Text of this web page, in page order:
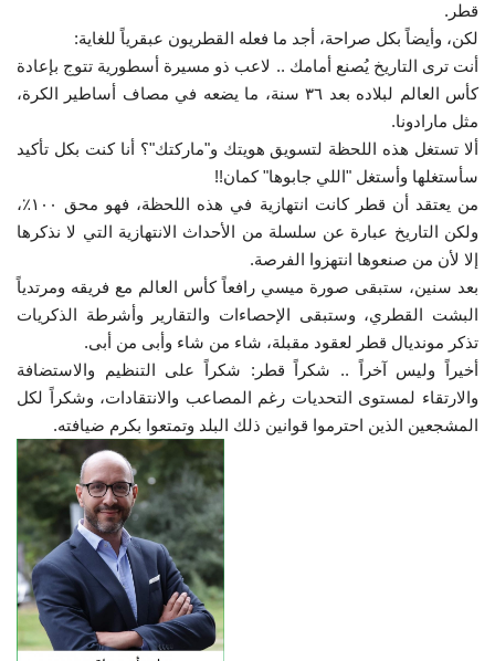
فرص
وثائق
الفيديوهات
الرعاة
الشركاء
Gallery
لغة
English
Swahili
español
French
Arabic
قطر.
لكن، وأيضاً بكل صراحة، أجد ما فعله القطريون عبقرياً للغاية:
أنت ترى التاريخ يُصنع أمامك .. لاعب ذو مسيرة أسطورية تتوج بإعادة
كأس العالم لبلاده بعد ٣٦ سنة، ما يضعه في مصاف أساطير الكرة،
مثل مارادونا.
ألا تستغل هذه اللحظة لتسويق هويتك و"ماركتك"؟ أنا كنت بكل تأكيد
سأستغلها وأستغل "اللي جابوها" كمان!!
من يعتقد أن قطر كانت انتهازية في هذه اللحظة، فهو محق ١٠٠
٪،
ولكن التاريخ عبارة عن سلسلة من الأحداث الانتهازية التي لا نذكرها
إلا لأن من صنعوها انتهزوا الفرصة.
بعد سنين، ستبقى صورة ميسي رافعاً كأس العالم مع فريقه ومرتدياً
البشت القطري، وستبقى الإحصاءات والتقارير وأشرطة الذكريات
تذكر مونديال قطر لعقود مقبلة، شاء من شاء وأبى من أبى.
أخيراً وليس آخراً .. شكراً قطر: شكراً على التنظيم والاستضافة
والارتقاء لمستوى التحديات رغم المصاعب والانتقادات، وشكراً لكل
المشجعين الذين احترموا قوانين ذلك البلد وتمتعوا بكرم ضيافته.